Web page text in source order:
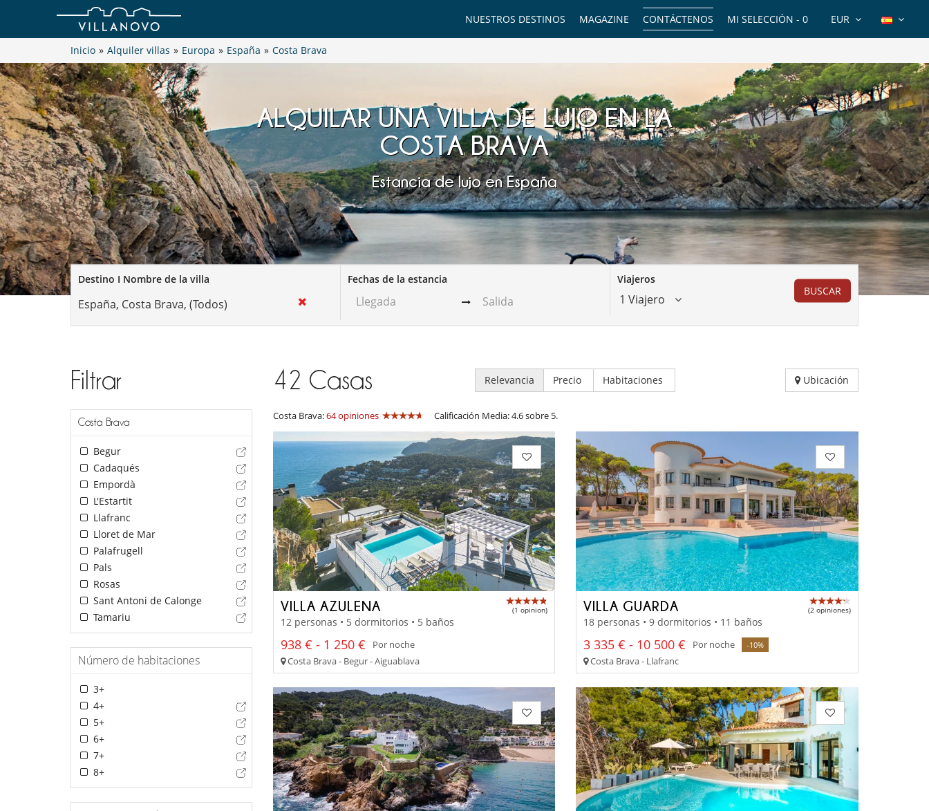
EUR
MI SELECCIÓN - 0
CONTÁCTENOS
MAGAZINE
NUESTROS DESTINOS
Inicio » Alquiler villas » Europa » España » Costa Brava
ALQUILAR UNA VILLA DE LUJO EN LA
COSTA BRAVA
Estancia de lujo en España
Destino I Nombre de la villa Fechas de la estancia Viajeros
1 Viajero
BUSCAR
Filtrar
Costa Brava
Begur
Cadaqués
Empordà
L'Estartit
Llafranc
Lloret de Mar
Palafrugell
Pals
Rosas
Sant Antoni de Calonge
Tamariu
Número de habitaciones
3+
4+
5+
6+
7+
8+
42 Casas Relevancia Precio Habitaciones Ubicación
Costa Brava:64 opiniones Calificación Media: 4.6 sobre 5.
VILLA AZULENA (1 opinion)
12 personas • 5 dormitorios • 5 baños
938 € - 1 250 €
Por noche
Costa Brava - Begur - Aiguablava
VILLA GUARDA (2 opiniones)
18 personas • 9 dormitorios • 11 baños
3 335 € - 10 500 € Por noche -10%
Costa Brava - Llafranc